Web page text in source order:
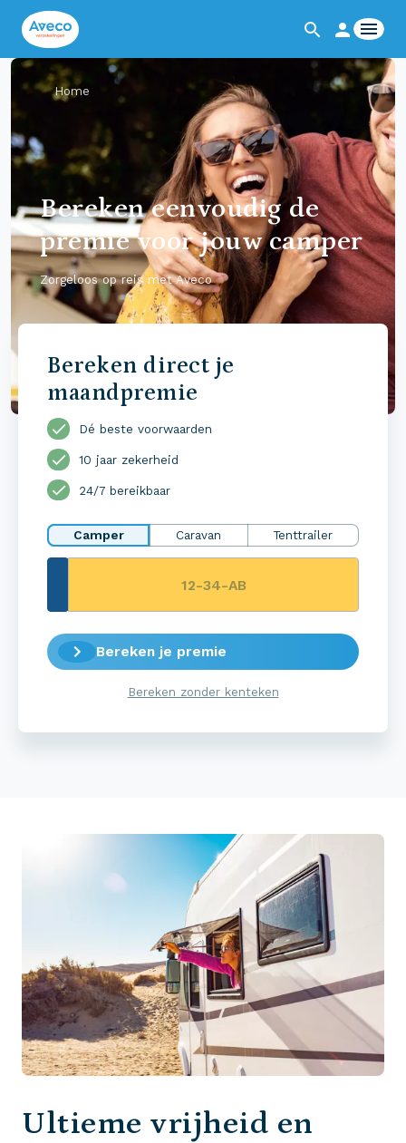
Home
Bereken eenvoudig de
premie voor jouw camper
Zorgeloos op reis met Aveco
Bereken direct je
maandpremie
Dé beste voorwaarden
10 jaar zekerheid
24/7 bereikbaar
Camper Caravan Tenttrailer
Bereken je premie
Bereken zonder kenteken
Ultieme vrijheid en